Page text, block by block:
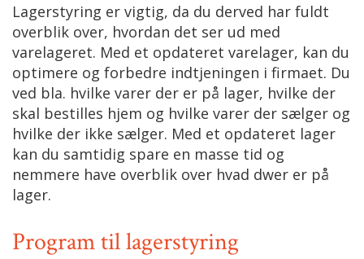
Lagerstyring er vigtig, da du derved har fuldt
overblik over, hvordan det ser ud med
varelageret. Med et opdateret varelager, kan du
optimere og forbedre indtjeningen i firmaet. Du
ved bla. hvilke varer der er på lager, hvilke der
skal bestilles hjem og hvilke varer der sælger og
hvilke der ikke sælger. Med et opdateret lager
kan du samtidig spare en masse tid og
nemmere have overblik over hvad dwer er på
lager.
Program til lagerstyring